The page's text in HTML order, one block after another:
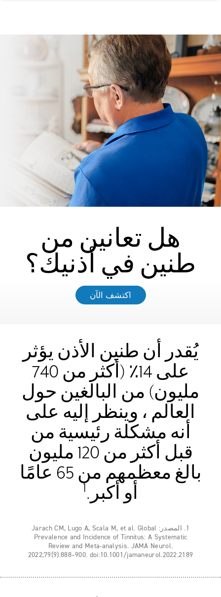
هل تعانين من
طنين في أذنيك؟
اكتشف الآن
يُقدر أن طنين الأذن يؤثر
على 14٪ (أكثر من 740
مليون) من البالغين حول
العالم ، وينظر إليه على
أنه مشكلة رئيسية من
قبل أكثر من 120 مليون
بالغ معظمهم من 65 عامًا
أو أكبر.1
1. المصدر: Jarach CM, Lugo A, Scala M, et al. Global
Prevalence and Incidence of Tinnitus: A Systematic
Review and Meta-analysis. JAMA Neurol.
2022;79(9):888–900. doi:10.1001/jamaneurol.2022.2189